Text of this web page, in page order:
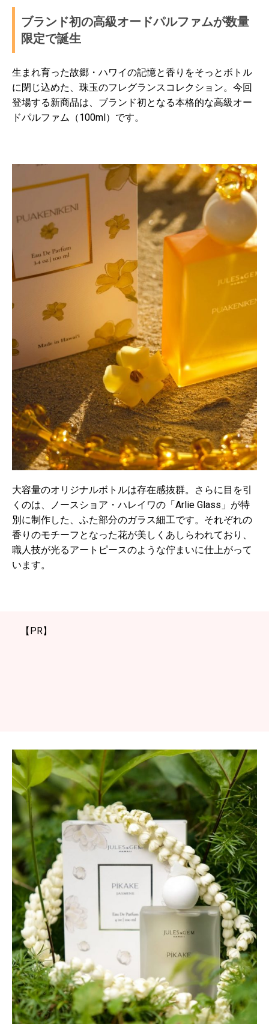
ブランド初の高級オードパルファムが数量
限定で誕生
生まれ育った故郷・ハワイの記憶と香りをそっとボトル
に閉じ込めた、珠玉のフレグランスコレクション。今回
登場する新商品は、ブランド初となる本格的な高級オー
ドパルファム（100ml）です。
大容量のオリジナルボトルは存在感抜群。さらに目を引
くのは、ノースショア・ハレイワの「Arlie Glass」が特
別に制作した、ふた部分のガラス細工です。それぞれの
香りのモチーフとなった花が美しくあしらわれており、
職人技が光るアートピースのような佇まいに仕上がって
います。
【PR】